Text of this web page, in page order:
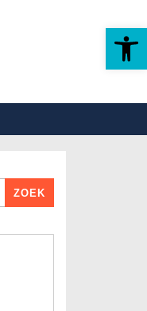
Toolbar openen